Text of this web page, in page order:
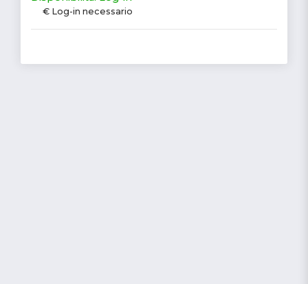
€ Log-in necessario